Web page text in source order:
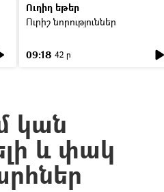
Ուղիղ եթեր
Ուրիշ նորություններ
09:18 42 ր
կան
և փակ